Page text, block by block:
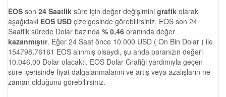
EOS son 24 Saatlik süre için değer değişimini grafik olarak
aşağıdaki EOS USD çizelgesinde görebilirsiniz. EOS son 24
Saatlik sürede Dolar bazında % 0,46 oranında değer
kazanmıştır. Eğer 24 Saat önce 10.000 USD ( On Bin Dolar ) ile
154798,76161 EOS alınmış olsaydı, şu anda paranızın değeri
10.046,00 Dolar olacaktı. EOS Dolar Grafiği yardımıyla geçen
süre içerisinde fiyat dalgalanmalarını ve artış veya azalışların ne
zaman olduğunu görebilirsiniz.